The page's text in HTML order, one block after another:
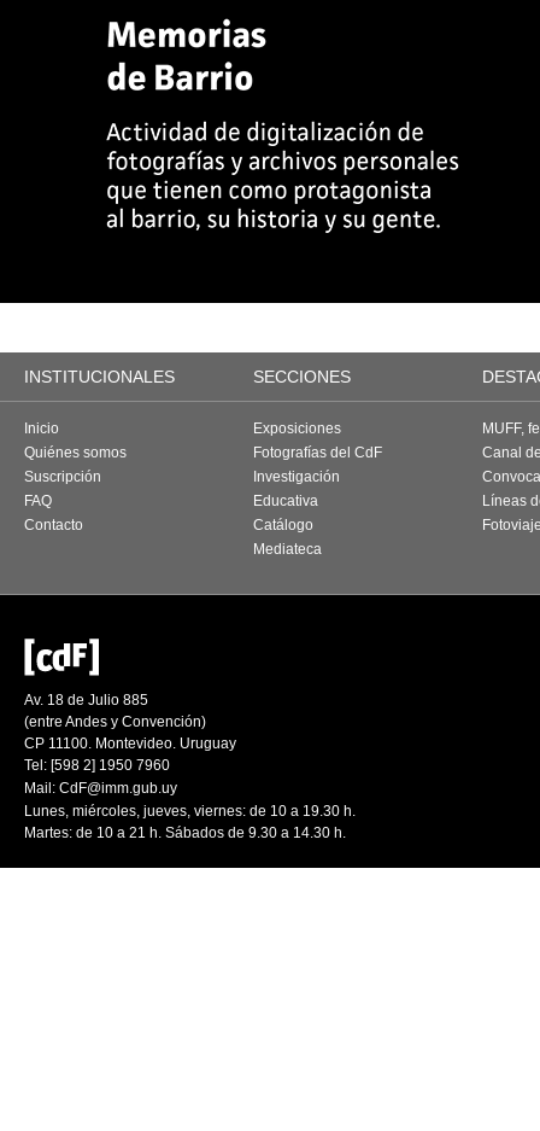
INSTITUCIONALES SECCIONES
Inicio
Quiénes somos
Suscripción
FAQ
Contacto
Exposiciones
Fotografías del CdF
Investigación
Educativa
Catálogo
Mediateca
MUFF,
Canal
Líneas
Av. 18 de Julio 885
(entre Andes y Convención)
CP 11100. Montevideo. Uruguay
Tel: [598 2] 1950 7960
Mail: CdF@imm.gub.uy
Lunes, miércoles, jueves, viernes: de 10 a 19.30 h.
Martes: de 10 a 21 h. Sábados de 9.30 a 14.30 h.